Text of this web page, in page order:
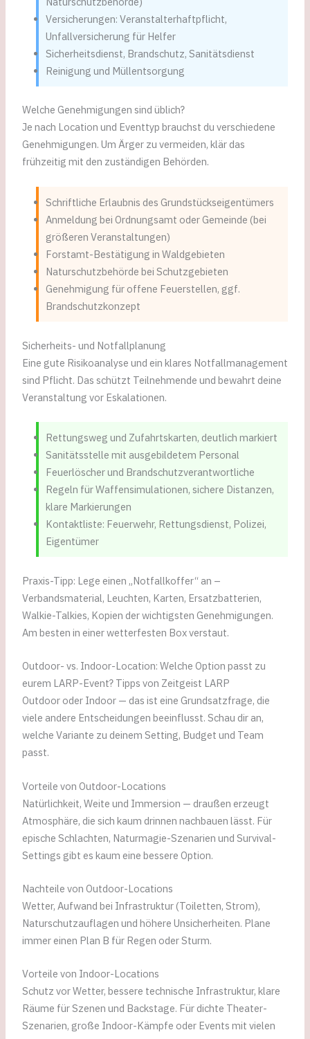
Versicherungen: Veranstalterhaftpflicht,
Unfallversicherung für Helfer
Sicherheitsdienst, Brandschutz, Sanitätsdienst
Reinigung und Müllentsorgung
Welche Genehmigungen sind üblich?
Je nach Location und Eventtyp brauchst du verschiedene
Genehmigungen. Um Ärger zu vermeiden, klär das
frühzeitig mit den zuständigen Behörden.
Schriftliche Erlaubnis des Grundstückseigentümers
Anmeldung bei Ordnungsamt oder Gemeinde (bei
größeren Veranstaltungen)
Forstamt-Bestätigung in Waldgebieten
Naturschutzbehörde bei Schutzgebieten
Genehmigung für offene Feuerstellen, ggf.
Brandschutzkonzept
Sicherheits- und Notfallplanung
Eine gute Risikoanalyse und ein klares Notfallmanagement
sind Pflicht. Das schützt Teilnehmende und bewahrt deine
Veranstaltung vor Eskalationen.
Rettungsweg und Zufahrtskarten, deutlich markiert
Sanitätsstelle mit ausgebildetem Personal
Feuerlöscher und Brandschutzverantwortliche
Regeln für Waffensimulationen, sichere Distanzen,
klare Markierungen
Kontaktliste: Feuerwehr, Rettungsdienst, Polizei,
Eigentümer
Praxis-Tipp: Lege einen „Notfallkoffer“ an –
Verbandsmaterial, Leuchten, Karten, Ersatzbatterien,
Walkie-Talkies, Kopien der wichtigsten Genehmigungen.
Am besten in einer wetterfesten Box verstaut.
Outdoor- vs. Indoor-Location: Welche Option passt zu
eurem LARP-Event? Tipps von Zeitgeist LARP
Outdoor oder Indoor — das ist eine Grundsatzfrage, die
viele andere Entscheidungen beeinflusst. Schau dir an,
welche Variante zu deinem Setting, Budget und Team
passt.
Vorteile von Outdoor-Locations
Natürlichkeit, Weite und Immersion — draußen erzeugt
Atmosphäre, die sich kaum drinnen nachbauen lässt. Für
epische Schlachten, Naturmagie-Szenarien und Survival-
Settings gibt es kaum eine bessere Option.
Nachteile von Outdoor-Locations
Wetter, Aufwand bei Infrastruktur (Toiletten, Strom),
Naturschutzauflagen und höhere Unsicherheiten. Plane
immer einen Plan B für Regen oder Sturm.
Vorteile von Indoor-Locations
Schutz vor Wetter, bessere technische Infrastruktur, klare
Räume für Szenen und Backstage. Für dichte Theater-
Szenarien, große Indoor-Kämpfe oder Events mit vielen